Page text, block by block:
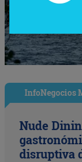
InfoNegocios
Nude
disruptiva